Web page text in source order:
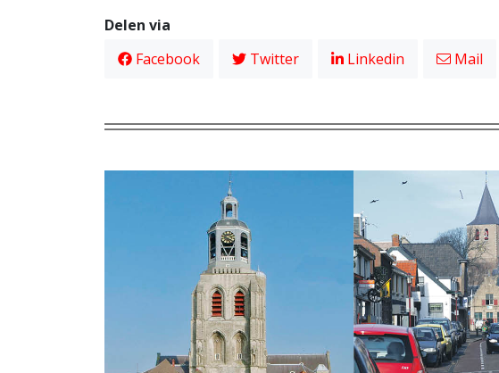
Delen via
Facebook
Twitter Linkedin Mail